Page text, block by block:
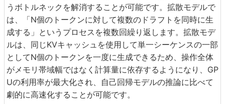
うボトルネックを解消することが可能です。拡散モデルで
は、「N個のトークンに対して複数のドラフトを同時に生
成する」というプロセスを複数回繰り返します。拡散モデ
ルは、同じKVキャッシュを使用して単一シーケンスの一部
としてN個のトークンを一度に生成できるため、操作全体
がメモリ帯域幅ではなく計算量に依存するようになり、GP
Uの利用率が最大化され、自己回帰モデルの推論に比べて
劇的に高速化することが可能です。